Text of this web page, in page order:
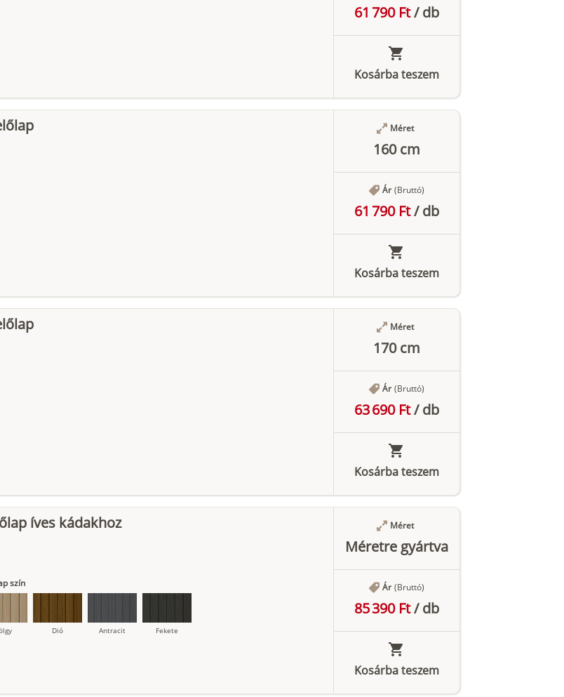
61 790 Ft/db
Kosárba teszem
Méret
160 cm
Ár (Bruttó)
61 790 Ft/db
Kosárba teszem
Méret
170 cm
Ár (Bruttó)
63 690 Ft/db
Kosárba teszem
íves kádakhoz
szín
Dió Antracit Fekete
Méret
Méretre gyártva
Ár (Bruttó)
85 390 Ft/db
Kosárba teszem